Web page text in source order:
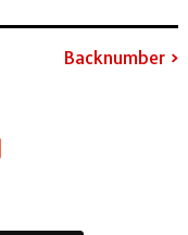
Backnumber